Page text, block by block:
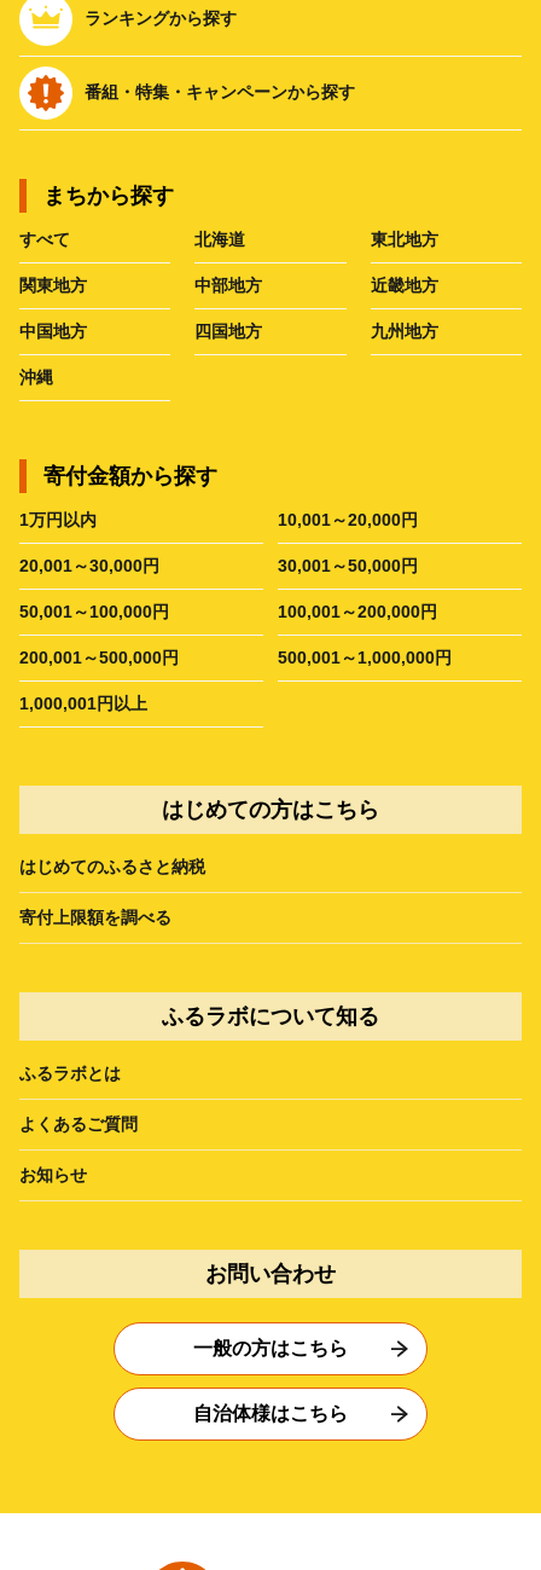
ランキングから探す
番組・特集・キャンペーンから探す
まちから探す
すべて 北海道 東北地方
関東地方 中部地方 近畿地方
中国地方 四国地方 九州地方
沖縄
寄付金額から探す
1万円以内 10,001～20,000円
20,001～30,000円 30,001～50,000円
50,001～100,000円 100,001～200,000円
200,001～500,000円 500,001～1,000,000円
1,000,001円以上
はじめての方はこちら
はじめてのふるさと納税
寄付上限額を調べる
ふるラボについて知る
ふるラボとは
よくあるご質問
お知らせ
お問い合わせ
一般の方はこちら
自治体様はこちら